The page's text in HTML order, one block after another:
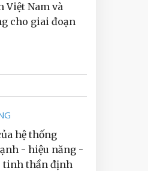
Việt Nam và
cho giai đoạn
hệ thống
- hiệu năng -
tinh thần định